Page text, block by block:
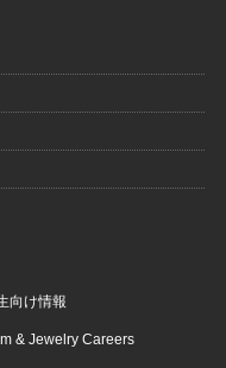
向け情報
& Jewelry Careers